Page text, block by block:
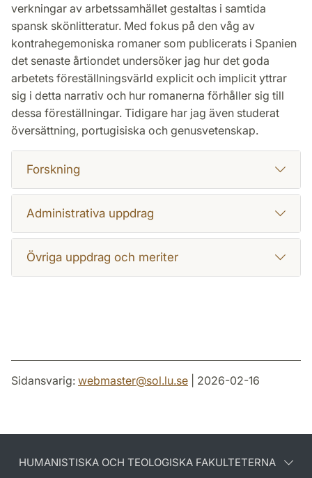
verkningar av arbetssamhället gestaltas i samtida
spansk skönlitteratur. Med fokus på den våg av
kontrahegemoniska romaner som publicerats i Spanien
det senaste årtiondet undersöker jag hur det goda
arbetets föreställningsvärld explicit och implicit yttrar
sig i detta narrativ och hur romanerna förhåller sig till
dessa föreställningar. Tidigare har jag även studerat
översättning, portugisiska och genusvetenskap.
Forskning
Administrativa uppdrag
Övriga uppdrag och meriter
Sidansvarig: webmaster@sol.lu.se | 2026-02-16
HUMANISTISKA OCH TEOLOGISKA FAKULTETERNA